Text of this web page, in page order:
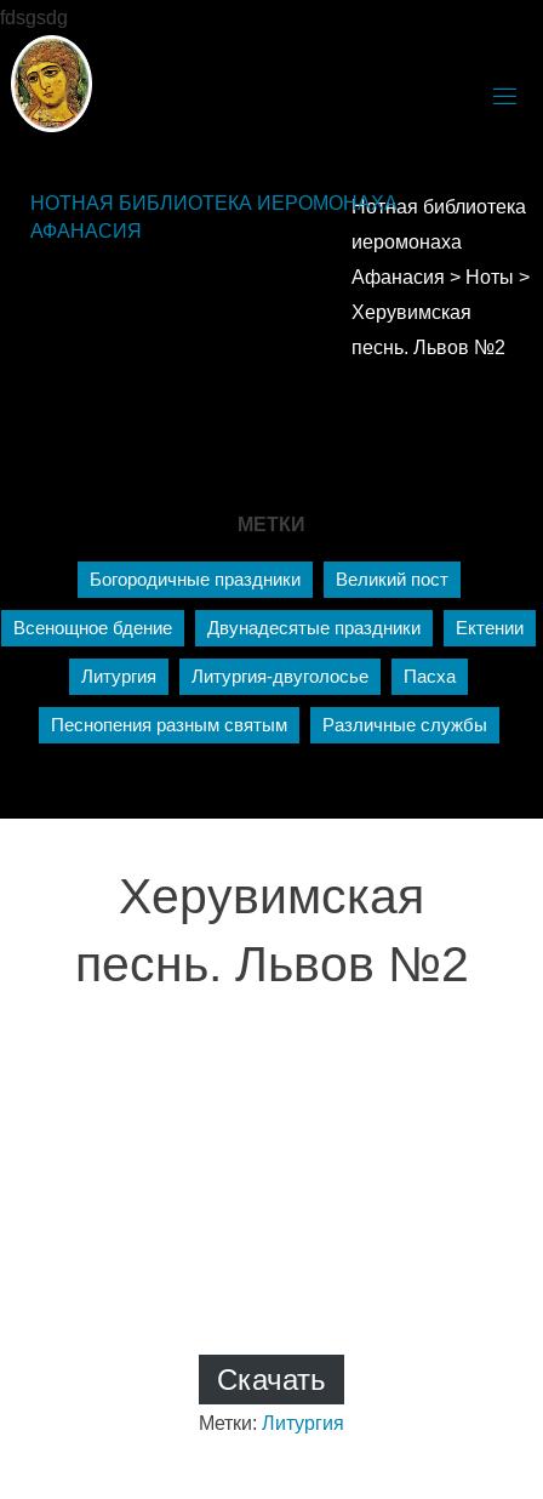
fdsgsdg
НОТНАЯ БИБЛИОТЕКА ИЕРОМОНАХА
АФАНАСИЯ
Нотная библиотека
иеромонаха
Афанасия > Ноты >
Херувимская
песнь. Львов №2
МЕТКИ
Богородичные праздники Великий пост
Всенощное бдение Двунадесятые праздники Ектении
Литургия Литургия-двуголосье Пасха
Песнопения разным святым Различные службы
Херувимская
песнь. Львов №2
Скачать
Метки: Литургия